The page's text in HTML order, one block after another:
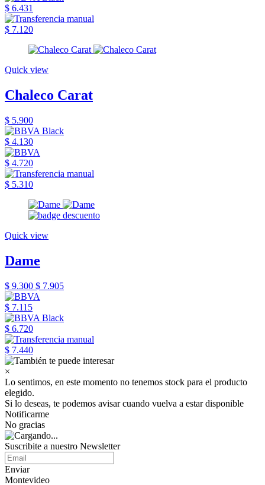
$ 6.431
$ 7.120
Quick view
Chaleco Carat
$ 5.900
$ 4.130
$ 4.720
$ 5.310
Quick view
Dame
$ 9.300 $ 7.905
$ 7.115
$ 6.720
$ 7.440
×
Lo sentimos, en este momento no tenemos stock para el producto
elegido.
Si lo deseas, te podemos avisar cuando vuelva a estar disponible
Notificarme
No gracias
Suscribite a nuestro Newsletter
Enviar
Montevideo